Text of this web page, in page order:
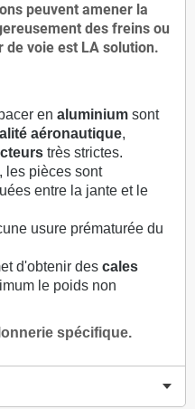
peuvent amener la
des freins ou
de voie est LA solution.
en aluminium sont
aéronautique,
très strictes.
les pièces sont
entre la jante et le
usure prématurée du
d'obtenir des cales
le poids non
spécifique.